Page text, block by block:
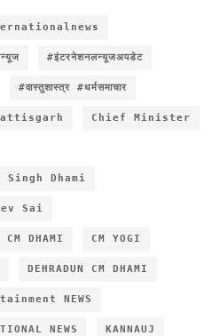
#इंटरनेशनलन्यूजअपडेट
#वास्तुशास्त्र #धर्मसमाचार
Chief Minister
Dhami
Sai
CM DHAMI CM YOGI
DEHRADUN CM DHAMI
NEWS
NEWS KANNAUJ